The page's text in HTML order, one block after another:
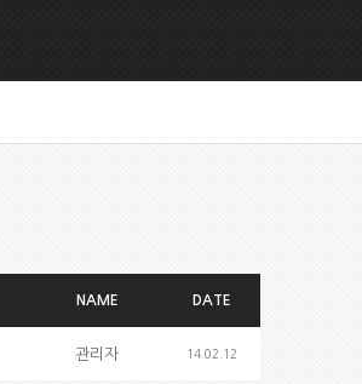
NAME DATE
관리자 14.02.12